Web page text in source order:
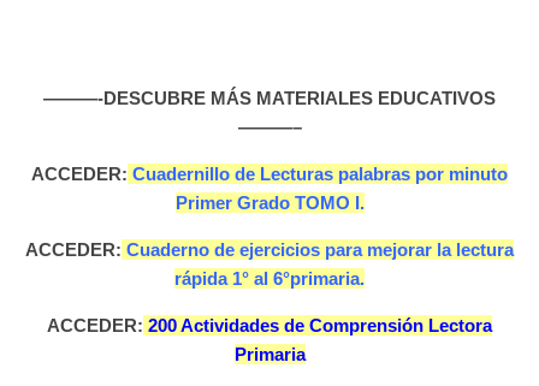
———-DESCUBRE MÁS MATERIALES EDUCATIVOS
———–
ACCEDER: Cuadernillo de Lecturas palabras por minuto
Primer Grado TOMO I.
ACCEDER: Cuaderno de ejercicios para mejorar la lectura
rápida 1° al 6°primaria.
ACCEDER: 200 Actividades de Comprensión Lectora
Primaria